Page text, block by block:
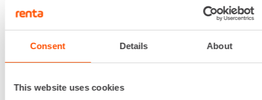
Consent Details About
This website uses cookies
Liitäntäyhteen halkaisija